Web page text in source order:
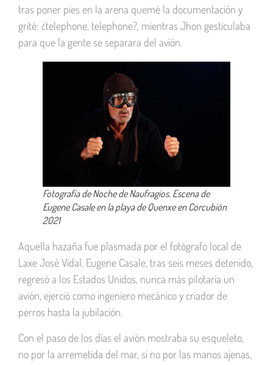
tras poner pies en la arena quemé la documentación y
grité: ¿telephone, telephone?, mientras Jhon gesticulaba
para que la gente se separara del avión.
Fotografía de Noche de Naufragios. Escena de
Eugene Casale en la playa de Quenxe en Corcubión
2021
Aquella hazaña fue plasmada por el fotógrafo local de
Laxe José Vidal. Eugene Casale, tras seis meses detenido,
regresó a los Estados Unidos, nunca más pilotaría un
avión, ejerció como ingeniero mecánico y criador de
perros hasta la jubilación.
Con el paso de los días el avión mostraba su esqueleto,
no por la arremetida del mar, si no por las manos ajenas,